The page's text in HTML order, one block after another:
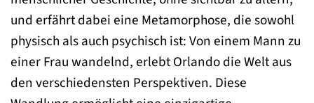
und erfährt dabei eine Metamorphose, die sowohl
physisch als auch psychisch ist: Von einem Mann zu
einer Frau wandelnd, erlebt Orlando die Welt aus
den verschiedensten Perspektiven. Diese